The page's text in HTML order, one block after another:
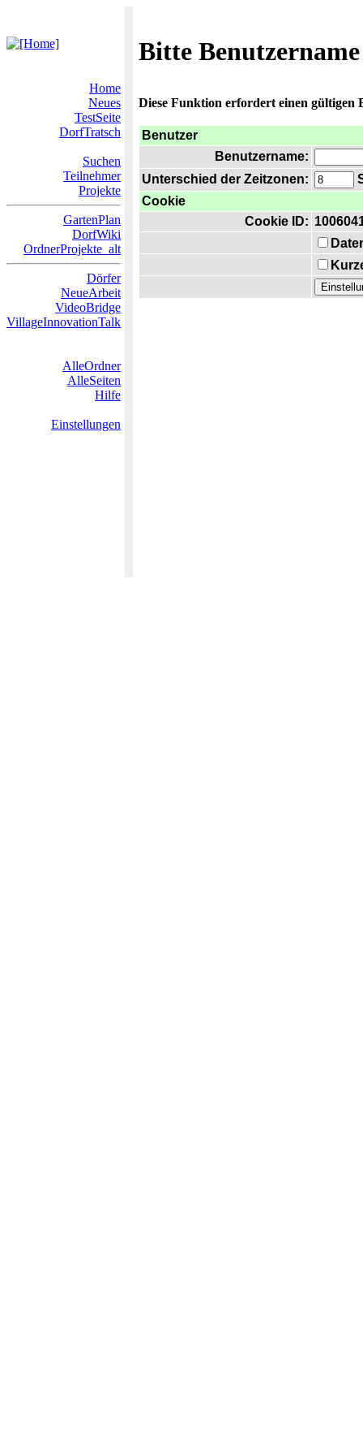
Bitte
Home
Neues
TestSeite
DorfTratsch
Suchen
Teilnehmer
Projekte
GartenPlan
DorfWiki
OrdnerProjekte_alt
Dörfer
NeueArbeit
VideoBridge
VillageInnovationTalk
AlleOrdner
AlleSeiten
Hilfe
Einstellungen
Diese Funktion erfordert einen gültigen
Benutzer
Benutzername:
Unterschied der Zeitzonen:
Cookie
Cookie ID: